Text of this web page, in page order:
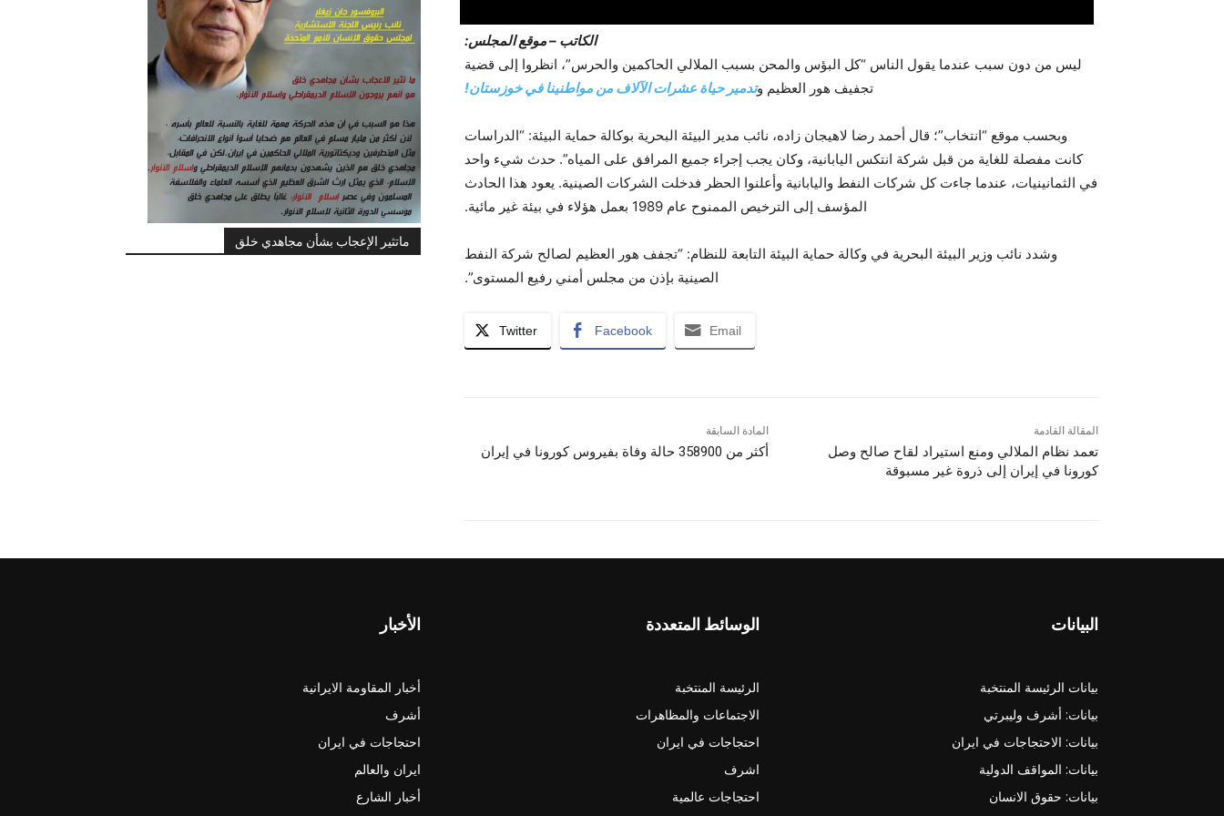
ماتثير الإعجاب بشأن مجاهدي خلق
الکاتب – موقع المجلس:
ليس من دون سبب عندما يقول الناس “كل البؤس والمحن بسبب الملالي الحاكمين والحرس”، انظروا إلى قضية
تجفيف هور العظيم وتدمير حياة عشرات الآلاف من مواطنينا في خوزستان!
وبحسب موقع “انتخاب”؛ قال أحمد رضا لاهيجان زاده، نائب مدير البيئة البحرية بوكالة حماية البيئة: “الدراسات
كانت مفصلة للغاية من قبل شركة انتكس اليابانية، وكان يجب إجراء جميع المرافق على المياه”. حدث شيء واحد
في الثمانينيات، عندما جاءت كل شركات النفط واليابانية وأعلنوا الحظر فدخلت الشركات الصينية. يعود هذا الحادث
المؤسف إلى الترخيص الممنوح عام 1989 بعمل هؤلاء في بيئة غير مائية.
وشدد نائب وزير البيئة البحرية في وكالة حماية البيئة التابعة للنظام: “تجفف هور العظيم لصالح شركة النفط
الصينية بإذن من مجلس أمني رفيع المستوى”.
Twitter Facebook Email
المادة السابقة
أكثر من 358900 حالة وفاة بفيروس كورونا في إيران
المقالة القادمة
تعمد نظام الملالي ومنع استيراد لقاح صالح وصل
كورونا في إيران إلى ذروة غير مسبوقة
الأخبار
أخبار المقاومة الايرانية
أشرف
احتجاجات في ايران
ايران والعالم
أخبار الشارع
الوسائط المتعددة
الرئيسة المنتخبة
الاجتماعات والمظاهرات
احتجاجات في ايران
اشرف
احتجاجات عالمية
البيانات
بيانات الرئيسة المنتخبة
بيانات: أشرف وليبرتي
بيانات: الاحتجاجات في ايران
بيانات: المواقف الدولية
بيانات: حقوق الانسان